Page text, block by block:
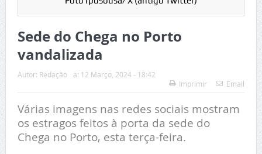
Sede do Chega no Porto
vandalizada
Autor: Redação a: 12 Março, 2024 - 18:42
Imprimir
Email
Várias imagens nas redes sociais mostram
os estragos feitos à porta da sede do
Chega no Porto, esta terça-feira.